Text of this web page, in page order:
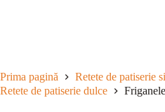
Prima pagină
Retete de patiserie
Retete de patiserie dulce